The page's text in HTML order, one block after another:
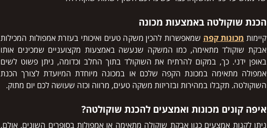
הכנת שוקולטה באמצעות מכונה
קיימות מכונות קפה שמאפשרות להכין משקה טעים ואיכותי בעזרת אמפולות המכילות
אבקת שוקולד מתאימה, כמו המשקה שנעשה באמצעות מקצועניים שמכינים אותו
באופן ידני. כך, במקום להרתיח את השוקולד בתוך החלב וכדומה, ניתן פשוט לשים
אמפולה מתאימה במכונת הקפה שלכם או במכונה מיוחדת המיועדת לצורך הכנת
השוקולטה. תקבלו במהירות ובזריזות משקה טעים, מרווה וכזה שעושה לכם יום מתוק.
איפה קונים מכונות ואמצעים להכנת שוקולטה?
ניתן לקנות אמצעים כגון אבקת שוקולה מתאימה או אמפולות בסופרים השונים. אולם,